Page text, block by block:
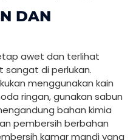
DAN
awet dan terlihat
di perlukan.
menggunakan kain
ringan, gunakan sabun
bahan kimia
pembersih berbahan
kamar mandi yang